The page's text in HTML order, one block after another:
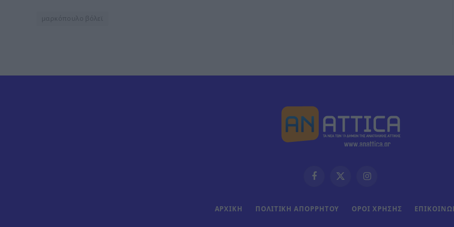
μαρκόπουλο βόλεϊ
FacebookX
Instagram
ΑΡΧΙΚΗ ΠΟΛΙΤΙΚΗ ΑΠΟΡΡΗΤΟΥ ΟΡΟΙ ΧΡΗΣΗΣ